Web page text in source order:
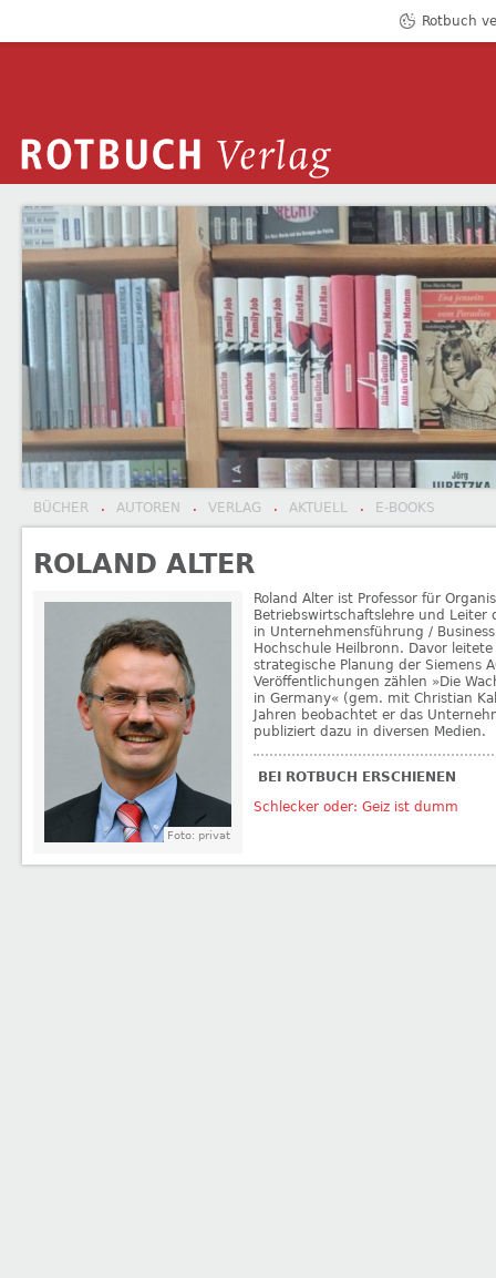
Rotbuch
ROTBUCH VERLAG
ROLAND ALTER
BÜCHER · AUTOREN · VERLAG · AKTUELL · E-BOOKS
ROLAND ALTER
Foto: privat
Roland Alter ist Professor für
Betriebswirtschaftslehre und Leiter
in Unternehmensführung /
Hochschule Heilbronn. Davor
strategische Planung der Siemens
Veröffentlichungen zählen »Die
in Germany« (gem. mit Christian
Jahren beobachtet er das
publiziert dazu in diversen Medien.
BEI ROTBUCH ERSCHIENEN
Schlecker oder: Geiz ist dumm